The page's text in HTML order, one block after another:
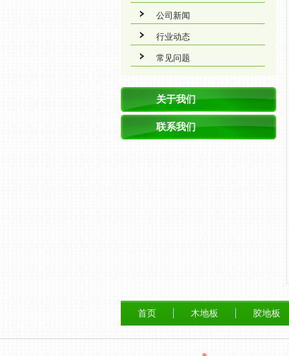
公司新闻
行业动态
常见问题
关于我们
联系我们
首页 木地板 胶地板